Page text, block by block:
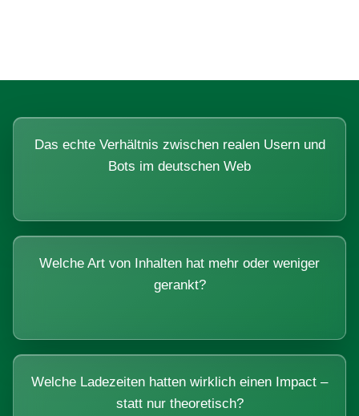
Das echte Verhältnis zwischen realen Usern und
Bots im deutschen Web
Welche Art von Inhalten hat mehr oder weniger
gerankt?
Welche Ladezeiten hatten wirklich einen Impact –
statt nur theoretisch?